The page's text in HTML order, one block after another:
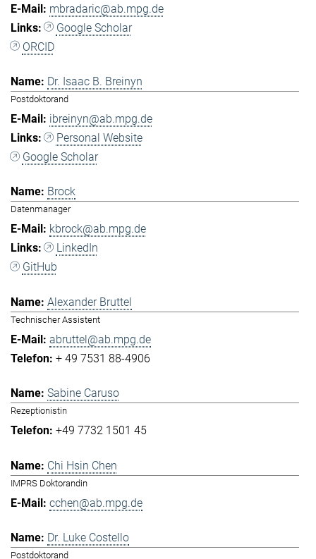
mbradaric@ab.mpg.de
Google Scholar
ORCID
Dr. Isaac B. Breinyn
Postdoktorand
ibreinyn@ab.mpg.de
Personal Website
Google Scholar
Brock
Datenmanager
kbrock@ab.mpg.de
LinkedIn
GitHub
Alexander Bruttel
Technischer Assistent
abruttel@ab.mpg.de
+ 49 7531 88-4906
Sabine Caruso
Rezeptionistin
+49 7732 1501 45
Chi Hsin Chen
IMPRS Doktorandin
cchen@ab.mpg.de
Dr. Luke Costello
Postdoktorand